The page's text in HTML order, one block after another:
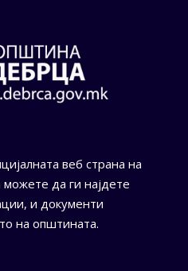
веб страна на
да ги најдете
и документи
на општината.